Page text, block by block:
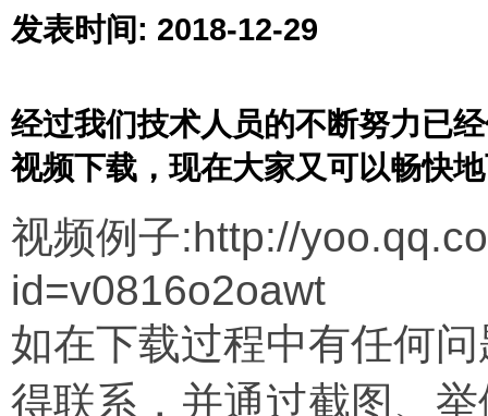
发表时间: 2018-12-29
经过我们技术人员的不断努力已
视频下载，现在大家又可以畅快
视频例子:http://
id=v0816o2oawt
如在下载过程中有任何
得联系，并通过截图、